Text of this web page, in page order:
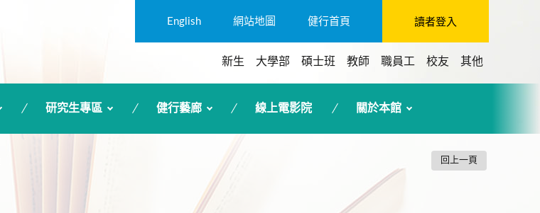
English 網站地圖 健行首頁 讀者登入
新生 大學部 碩士班 教師 職員工 校友 其他
研究生專區 健行藝廊 線上電影院 關於本館
回上一頁